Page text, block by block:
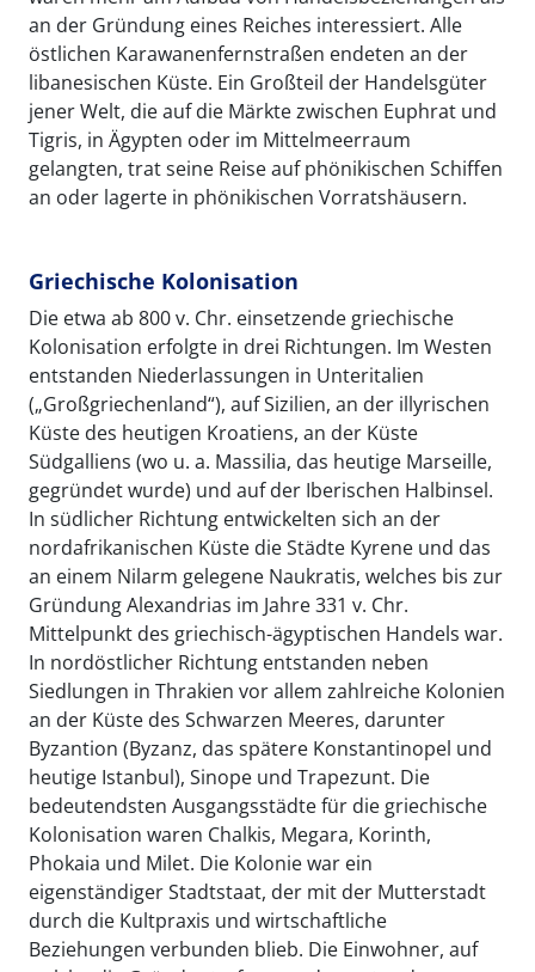
an der Gründung eines Reiches interessiert. Alle
östlichen Karawanenfernstraßen endeten an der
libanesischen Küste. Ein Großteil der Handelsgüter
jener Welt, die auf die Märkte zwischen Euphrat und
Tigris, in Ägypten oder im Mittelmeerraum
gelangten, trat seine Reise auf phönikischen Schiffen
an oder lagerte in phönikischen Vorratshäusern.
Griechische Kolonisation
Die etwa ab 800 v. Chr. einsetzende griechische
Kolonisation erfolgte in drei Richtungen. Im Westen
entstanden Niederlassungen in Unteritalien
(„Großgriechenland“), auf Sizilien, an der illyrischen
Küste des heutigen Kroatiens, an der Küste
Südgalliens (wo u. a. Massilia, das heutige Marseille,
gegründet wurde) und auf der Iberischen Halbinsel.
In südlicher Richtung entwickelten sich an der
nordafrikanischen Küste die Städte Kyrene und das
an einem Nilarm gelegene Naukratis, welches bis zur
Gründung Alexandrias im Jahre 331 v. Chr.
Mittelpunkt des griechisch-ägyptischen Handels war.
In nordöstlicher Richtung entstanden neben
Siedlungen in Thrakien vor allem zahlreiche Kolonien
an der Küste des Schwarzen Meeres, darunter
Byzantion (Byzanz, das spätere Konstantinopel und
heutige Istanbul), Sinope und Trapezunt. Die
bedeutendsten Ausgangsstädte für die griechische
Kolonisation waren Chalkis, Megara, Korinth,
Phokaia und Milet. Die Kolonie war ein
eigenständiger Stadtstaat, der mit der Mutterstadt
durch die Kultpraxis und wirtschaftliche
Beziehungen verbunden blieb. Die Einwohner, auf